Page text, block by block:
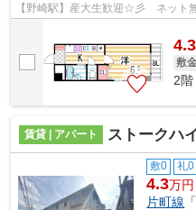
【野崎駅】産大生歓迎☆彡 ネット
4.3
敷
2
賃貸 | アパート ストークハ
敷0 礼0
4.3万円
片町線 「